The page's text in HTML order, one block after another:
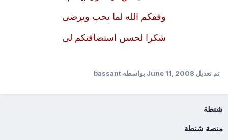
وفقكم الله لما يحب ويرضى
شكرا لحسن استضافتكم لى
تم تعديلJune 11, 2008بواسطه bassant
شنطة
منصة شنطة